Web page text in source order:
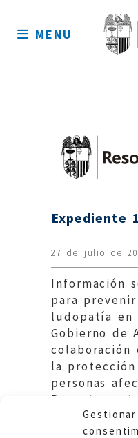
sitio
MENU
Expediente
27 de julio de
Información
para
ludopatía en
Gobierno de
colaboración
la
personas
Gobierno de